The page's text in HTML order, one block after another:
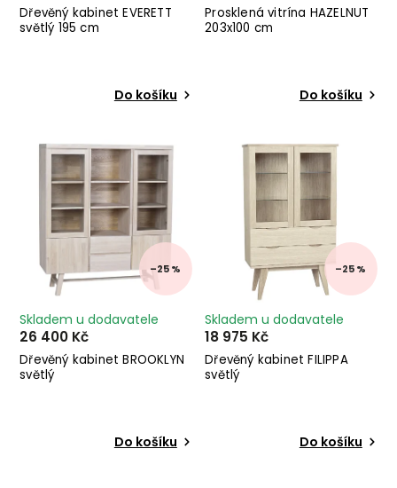
Dřevěný kabinet EVERETT
světlý 195 cm
Do košíku
Prosklená vitrína HAZELNUT
203x100 cm
Do košíku
–25 %
Dřevěný kabinet BROOKLYN
světlý
Skladem u dodavatele
26 400 Kč
Do košíku
–25 %
Dřevěný kabinet FILIPPA
světlý
Skladem u dodavatele
18 975 Kč
Do košíku